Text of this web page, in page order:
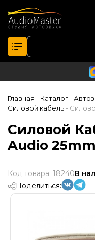
Главная - Каталог-
Силовой кабель -
Силовой
Audio
Код товара: 18240В
Поделиться: